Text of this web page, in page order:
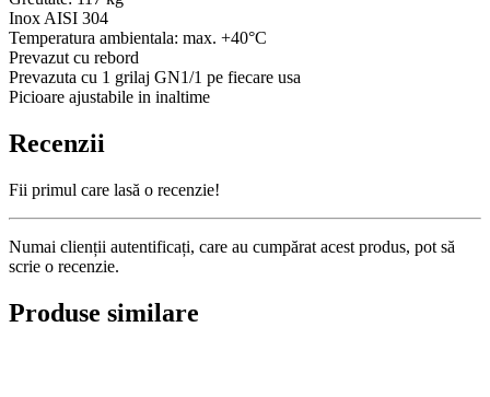
Inox AISI 304
Temperatura ambientala: max. +40°C
Prevazut cu rebord
Prevazuta cu 1 grilaj GN1/1 pe fiecare usa
Picioare ajustabile in inaltime
Recenzii
Fii primul care lasă o recenzie!
Numai clienții autentificați, care au cumpărat acest produs, pot să
scrie o recenzie.
Produse similare